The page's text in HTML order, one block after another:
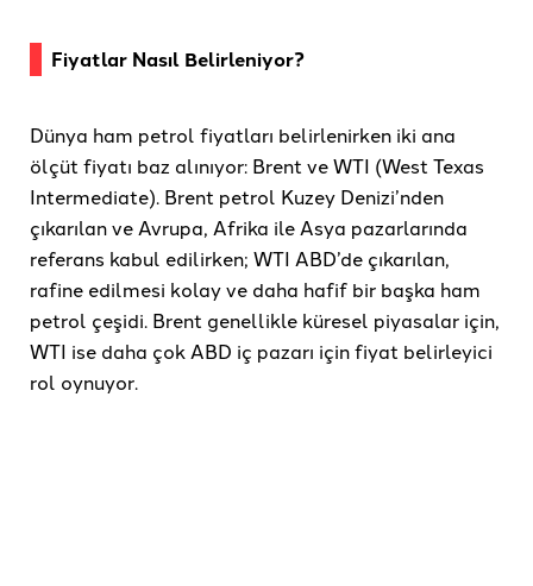
Fiyatlar Nasıl Belirleniyor?
Dünya ham petrol fiyatları belirlenirken iki ana
ölçüt fiyatı baz alınıyor: Brent ve WTI (West Texas
Intermediate). Brent petrol Kuzey Denizi’nden
çıkarılan ve Avrupa, Afrika ile Asya pazarlarında
referans kabul edilirken; WTI ABD’de çıkarılan,
rafine edilmesi kolay ve daha hafif bir başka ham
petrol çeşidi. Brent genellikle küresel piyasalar için,
WTI ise daha çok ABD iç pazarı için fiyat belirleyici
rol oynuyor.